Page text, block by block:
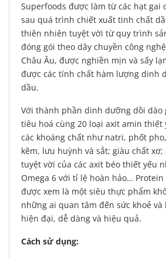
Superfoods được làm từ các hạt gai
sau quá trình chiết xuất tinh chất
thiên nhiên tuyệt vời từ quy trình
đóng gói theo dây chuyền công
Châu Âu, được nghiền mịn và sấy
được các tính chất hàm lượng dinh
dầu.
Với thành phần dinh dưỡng dồi dào
tiêu hoá cùng 20 loại axit amin thiết
các khoáng chất như natri, phốt
kẽm, lưu huỳnh và sắt; giàu chất
tuyệt vời của các axit béo thiết yếu
Omega 6 với tỉ lệ hoàn hảo…
được xem là một siêu thực phẩm
những ai quan tâm đến sức khoẻ
hiện đại, dễ dàng và hiệu quả.
Cách sử dụng: